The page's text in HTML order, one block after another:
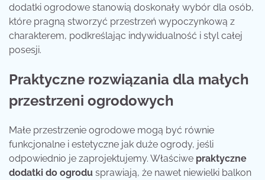
dodatki ogrodowe stanowią doskonały wybór dla osób,
które pragną stworzyć przestrzeń wypoczynkową z
charakterem, podkreślając indywidualność i styl całej
posesji.
Praktyczne rozwiązania dla małych
przestrzeni ogrodowych
Małe przestrzenie ogrodowe mogą być równie
funkcjonalne i estetyczne jak duże ogrody, jeśli
odpowiednio je zaprojektujemy. Właściwe praktyczne
dodatki do ogrodu sprawiają, że nawet niewielki balkon